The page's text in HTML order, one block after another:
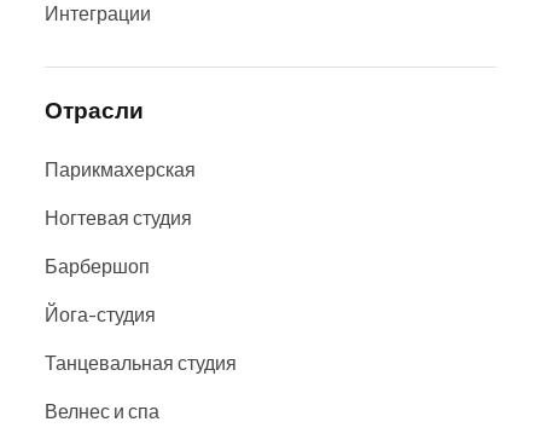
Интеграции
Отрасли
Парикмахерская
Ногтевая студия
Барбершоп
Йога-студия
Танцевальная студия
Велнес и спа